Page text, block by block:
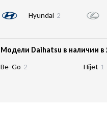
Hyundai 2
Модели Daihatsu в наличии в
Be-Go 2 Hijet 1